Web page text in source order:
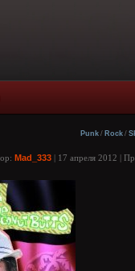
Punk / Rock /
Mad_333 | 17 апреля 2012 |